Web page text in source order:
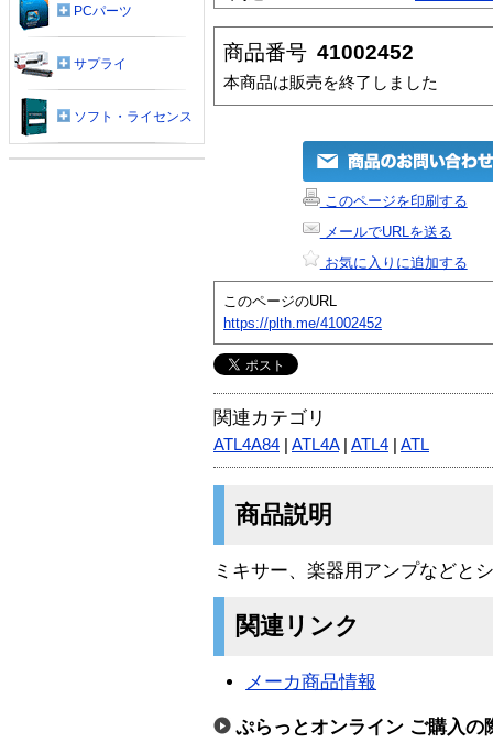
商品番号 41002452
本商品は販売を終了しました
このページを印刷する
メールでURLを送る
お気に入りに追加する
このページのURL
https://plth.me/41002452
関連カテゴリ
ATL4A84 ATL4A| ATL4 ATL
商品説明
ミキサー、楽器用アンプなどと
関連リンク
メーカ商品情報
ぷらっとオンライン ご購入の
PCパーツ
サプライ
ソフト・ライセンス